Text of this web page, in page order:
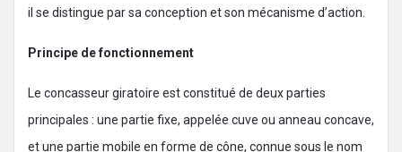
il se distingue par sa conception et son mécanisme d’action.
Principe de fonctionnement
Le concasseur giratoire est constitué de deux parties
principales : une partie fixe, appelée cuve ou anneau concave,
et une partie mobile en forme de cône, connue sous le nom